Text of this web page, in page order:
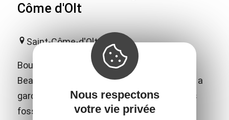
Côme d'Olt
Saint-Côme-d'Olt
Bourg moyenâgeux, classé "l'un des Plus
Beaux Villages de France" Saint-Côme-d'Olt a
gardé son ancienne infrastructure avec ses
fossés (actuel tour de ville) et son enceinte
Nous respectons
votre vie privée